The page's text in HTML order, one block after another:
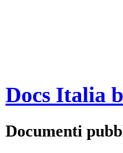
Docs Italia
Documenti